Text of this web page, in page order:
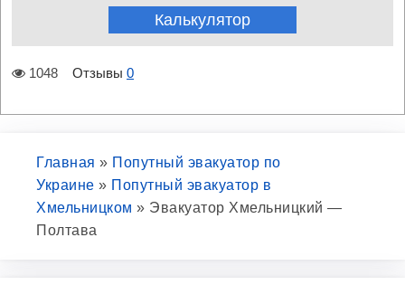
Калькулятор
1048 Отзывы 0
Главная » Попутный эвакуатор по
Украине » Попутный эвакуатор в
Хмельницком » Эвакуатор Хмельницкий —
Полтава